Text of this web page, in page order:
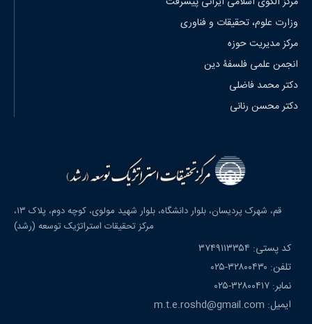
وزارت علوم، تحقیقات و فناوری
مرکز مدیریت حوزه
انجمن علمی فلسفۀ دین
دکتر محمد فاضلی
دکتر محسن رنانی
قم، شهرک پردیسان، بلوار دانشگاه، بلوار شهید مولوی، کوچه دوم، پلاک ۱۳،
مرکز تحقیقات استراتژیک توسعه (رشد)
کد پستی: ۳۷۴۹۱۱۳۳۵۴
تلفن: ۳۲۸۰۰۴۳۰-۰۲۵
نمابر: ۳۲۸۰۰۴۱۷-۰۲۵
ایمیل: m.t.e.roshd@gmail.com